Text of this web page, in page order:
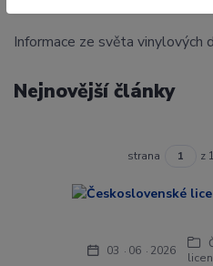
Informace ze světa vinylových
Nejnovější články
strana z
03 06 2026